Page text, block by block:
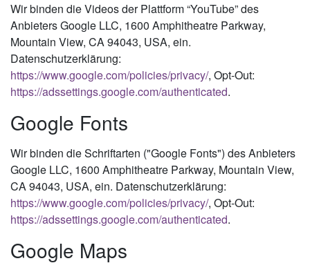
Wir binden die Videos der Plattform “YouTube” des
Anbieters Google LLC, 1600 Amphitheatre Parkway,
Mountain View, CA 94043, USA, ein.
Datenschutzerklärung:
https://www.google.com/policies/privacy/, Opt-Out:
https://adssettings.google.com/authenticated.
Google Fonts
Wir binden die Schriftarten ("Google Fonts") des Anbieters
Google LLC, 1600 Amphitheatre Parkway, Mountain View,
CA 94043, USA, ein. Datenschutzerklärung:
https://www.google.com/policies/privacy/, Opt-Out:
https://adssettings.google.com/authenticated.
Google Maps